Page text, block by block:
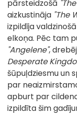
pārsteidzošā
aizkustināja "The
izpildīja valdzinošā
elkoņa. Pēc tam
"Angelene",
Desperate
šūpuļdziesmu un
par
apburt par
izpildīta šim